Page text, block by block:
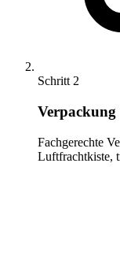
Schritt 2
Fachgerechte
Luftfrachtkiste,